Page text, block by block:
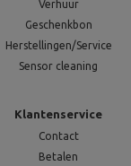
Verhuur
Geschenkbon
Herstellingen/Service
Sensor cleaning
Klantenservice
Contact
Betalen